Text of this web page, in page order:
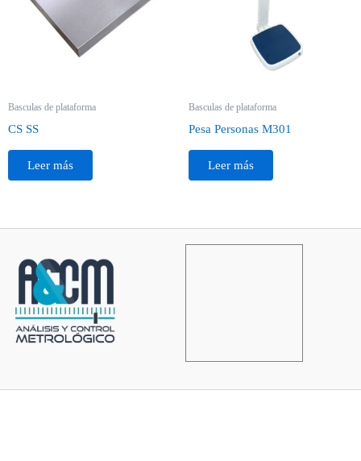
Basculas de plataforma
CS SS
Leer más
Basculas de plataforma
Pesa Personas M301
Leer más